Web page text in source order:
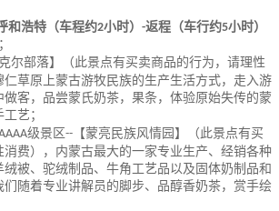
和浩特（车程约2小时） -返程（车行约5小时）
尔部落】
（此景点有买卖商品的行为，请理性
仁草原上蒙古游牧民族的生产生活方式，走入游
客，品尝蒙氏奶茶，果条，体验原始失传的蒙
艺；
级景区-- 【蒙亮民族风情园】
（此景点有买
费）
，内蒙古最大的一家专业生产、经销各种
绒被、驼绒制品、牛角工艺品以及固体奶制品和
随着专业讲解员的脚步、品醇香奶茶，赏手绘